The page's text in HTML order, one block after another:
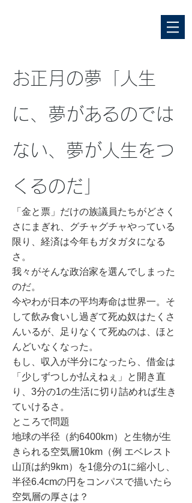
お正月の夢「人生
に、夢があるのでは
ない、夢が人生をつ
くるのだ」
「金と票」だけの族議員たちがどさく
さにまぎれ、グチャグチャやっている
限り、経済は今年もガタガタになる
さ。
我々がそんな政治家を選んでしまった
のだ。
今やわが日本の平均寿命は世界一。そ
して飲み食いし過ぎて死ぬ奴はたくさ
んいるが、足りなくて死ぬのは、ほと
んどいなくなった。
もし、収入が半分になったら、借金は
「少しずつしか払えねぇ」と開き直
り、3分の1の生活に切り詰めれば生き
ていけるさ。
ところで問題
地球の半径（約6400km）と生物が生
きられる空気層10km（例 エベレスト
山頂は約9km）を1億分の1に縮小し、
半径6.4cmの円をコンパスで描いたら
空気層の厚さは？